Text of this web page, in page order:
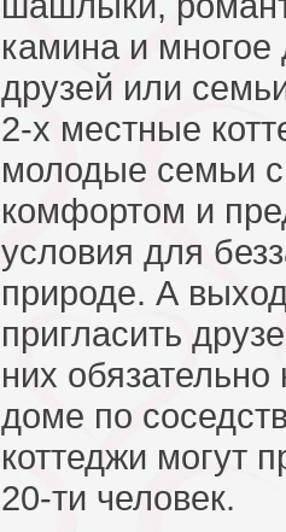
камина и многое
друзей или
2-х местные
молодые семьи
комфортом и
условия для
природе. А
пригласить
них обязательно
доме по
коттеджи могут
20-ти человек.